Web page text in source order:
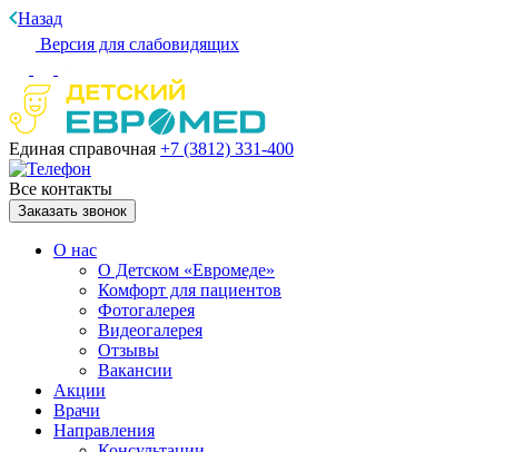
Назад
Версия для слабовидящих
Единая справочная +7 (3812) 331-400
Все контакты
Заказать звонок
О нас
О Детском «Евромеде»
Комфорт для пациентов
Фотогалерея
Видеогалерея
Отзывы
Вакансии
Акции
Врачи
Направления